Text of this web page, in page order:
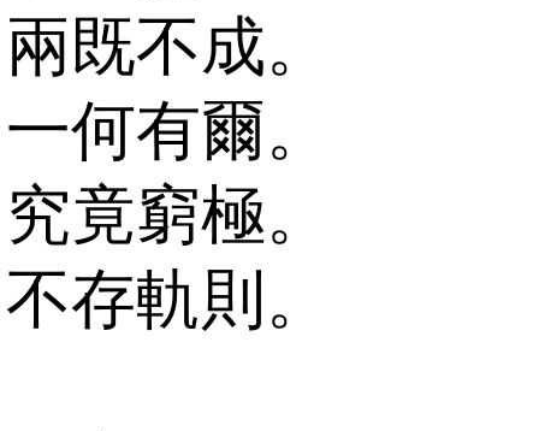
兩既不成。
一何有爾。
究竟窮極。
不存軌則。